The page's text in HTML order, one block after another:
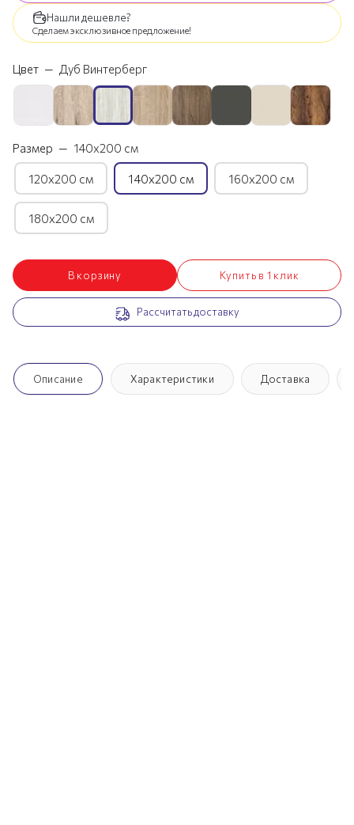
Нашли дешевле?
Сделаем эксклюзивное предложение!
Цвет — Дуб Винтерберг
Размер — 140х200 см
120х200 см 140х200 см 160х200 см
180х200 см
В корзину Купить в 1 клик
Рассчитать доставку
Описание Характеристики Доставка